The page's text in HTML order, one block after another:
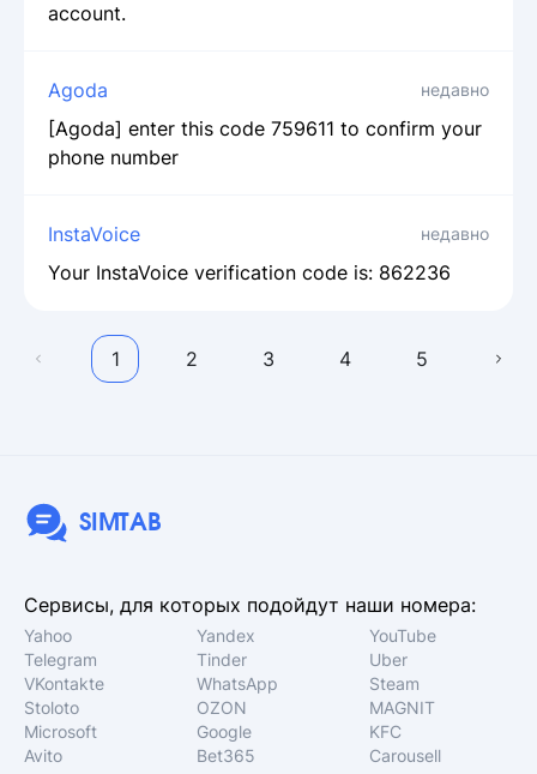
account.
Agoda недавно
[Agoda] enter this code 759611 to confirm your
phone number
InstaVoice недавно
Your InstaVoice verification code is: 862236
1 2 3 4 5
SIMTAB
Сервисы, для которых подойдут наши номера:
Yahoo Yandex
YouTube
Telegram
Tinder
Uber
VKontakte
WhatsApp
Steam
Stoloto
OZON
MAGNIT
Microsoft
Google
KFC
Avito
Bet365 Carousell